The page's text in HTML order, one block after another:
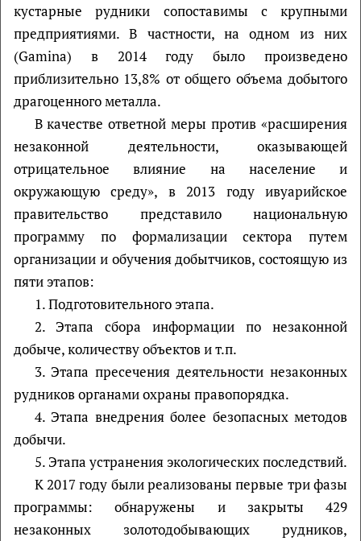
кустарные рудники сопоставимы с крупными
предприятиями. В частности, на одном из них
(Gamina) в 2014 году было произведено
приблизительно 13,8% от общего объема добытого
драгоценного металла.
В качестве ответной меры против «расширения
незаконной деятельности, оказывающей
отрицательное влияние на население и
окружающую среду», в 2013 году ивуарийское
правительство представило национальную
программу по формализации сектора путем
организации и обучения добытчиков, состоящую из
пяти этапов:
1. Подготовительного этапа.
2. Этапа сбора информации по незаконной
добыче, количеству объектов и т.п.
3. Этапа пресечения деятельности незаконных
рудников органами охраны правопорядка.
4. Этапа внедрения более безопасных методов
добычи.
5. Этапа устранения экологических последствий.
К 2017 году были реализованы первые три фазы
программы: обнаружены и закрыты 429
незаконных золотодобывающих рудников,